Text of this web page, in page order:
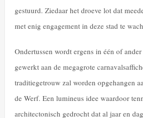
gestuurd. Ziedaar het droeve lot dat
met enig engagement in deze stad te
Ondertussen wordt ergens in één of
gewerkt aan de megagrote
traditiegetrouw zal worden opgehangen
de Werf. Een lumineus idee waardoor
architectonisch gedrocht dat al jaar en